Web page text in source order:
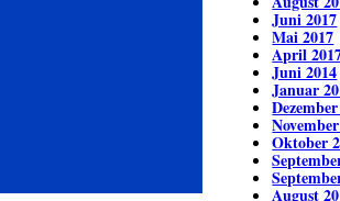
Juni 2017
Mai 2017
April
Juni 2014
Januar
Oktober
August